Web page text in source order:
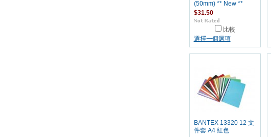
(50mm) ** New **
$31.50
比較
選擇一個選項
BANTEX 13320 12 文
件套 A4 紅色